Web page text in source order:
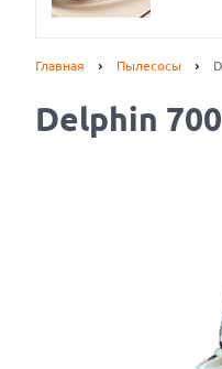
Главная Пылесосы
Delphin